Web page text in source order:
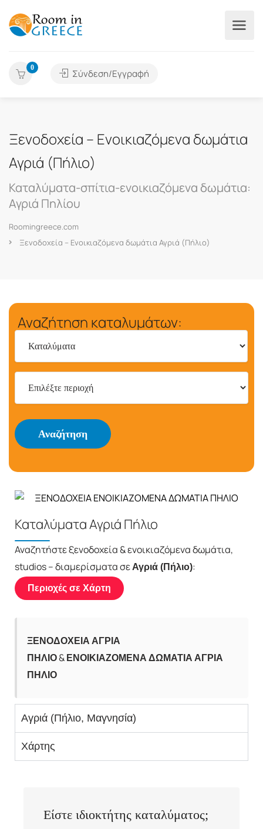
0 Σύνδεση/Εγγραφή
Ξενοδοχεία – Ενοικιαζόμενα δωμάτια
Αγριά (Πήλιο)
Καταλύματα-σπίτια-ενοικιαζόμενα δωμάτια:
Αγριά Πηλίου
Roomingreece.com
Ξενοδοχεία – Ενοικιαζόμενα δωμάτια Αγριά (Πήλιο)
Αναζήτηση καταλυμάτων:
Αναζήτηση
Καταλύματα Αγριά Πήλιο
Αναζητήστε ξενοδοχεία & ενοικιαζόμενα δωμάτια,
studios – διαμερίσματα σε Αγριά (Πήλιο):
Περιοχές σε Χάρτη
ΞΕΝΟΔΟΧΕΙΑ ΑΓΡΙΑ
ΠΗΛΙΟ& ΕΝΟΙΚΙΑΖΟΜΕΝΑ ΔΩΜΑΤΙΑ ΑΓΡΙΑ
ΠΗΛΙΟ
Αγριά (Πήλιο, Μαγνησία)
Χάρτης
Είστε ιδιοκτήτης καταλύματος;